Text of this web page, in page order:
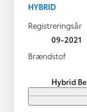
HYBRID
Registreringsår
09-2021
Brændstof
Hybrid